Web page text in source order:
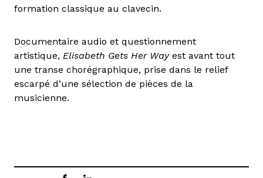
formation classique au clavecin.
Documentaire audio et questionnement
artistique, Elisabeth Gets Her Way est avant tout
une transe chorégraphique, prise dans le relief
escarpé d’une sélection de pièces de la
musicienne.